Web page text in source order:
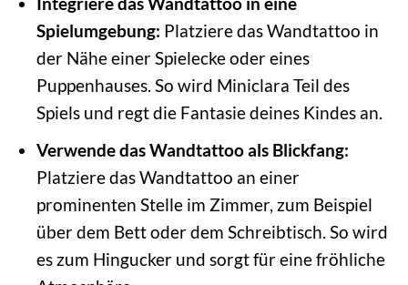
Spielumgebung: Platziere das Wandtattoo in
der Nähe einer Spielecke oder eines
Puppenhauses. So wird Miniclara Teil des
Spiels und regt die Fantasie deines Kindes an.
Verwende das Wandtattoo als Blickfang:
Platziere das Wandtattoo an einer
prominenten Stelle im Zimmer, zum Beispiel
über dem Bett oder dem Schreibtisch. So wird
es zum Hingucker und sorgt für eine fröhliche